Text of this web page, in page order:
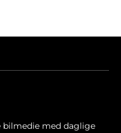
bilmedie med daglige